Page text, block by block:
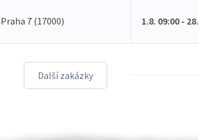
Praha 7 (17000) 1.8. 09:00 -
Další zakázky